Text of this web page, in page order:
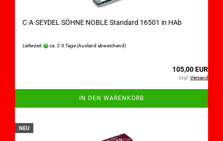
C·A·SEYDEL SÖHNE NOBLE Standard 16501 in HAb
Lieferzeit: ca. 2-3 Tage(Ausland abweichend)
105,00 EUR
zzgl. Versand
IN DEN WARENKORB
NEU